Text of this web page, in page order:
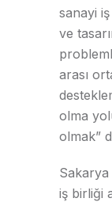
sanayi
ve
arası
olma
olmak”
Sakarya
iş birliği